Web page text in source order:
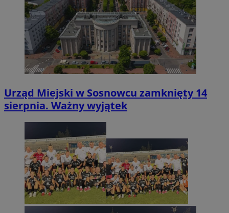
Urząd Miejski w Sosnowcu zamknięty 14
sierpnia. Ważny wyjątek